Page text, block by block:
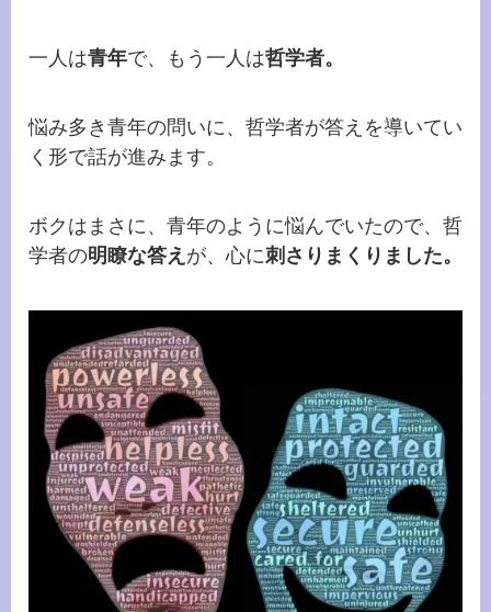
一人は青年で、もう一人は哲学者。
悩み多き青年の問いに、哲学者が答えを導いてい
く形で話が進みます。
ボクはまさに、青年のように悩んでいたので、哲
学者の明瞭な答え が、心に刺さりまくりました。